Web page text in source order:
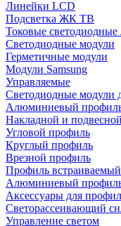
Линейки LCD
Подсветка ЖК ТВ
Токовые светодиодные
Светодиодные модули
Герметичные модули
Модули Samsung
Управляемые
Светодиодные модули
Алюминиевый
Накладной и
Угловой профиль
Круглый профиль
Врезной профиль
Профиль
Алюминиевый
Аксессуары для
Светорассеивающий
Управление светом